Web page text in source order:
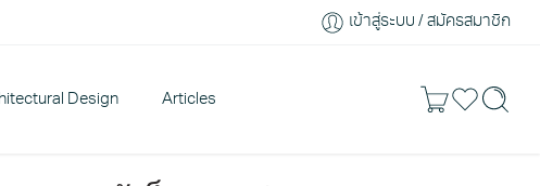
เข้าสู่ระบบ / สมัครสมาชิก
Design Articles